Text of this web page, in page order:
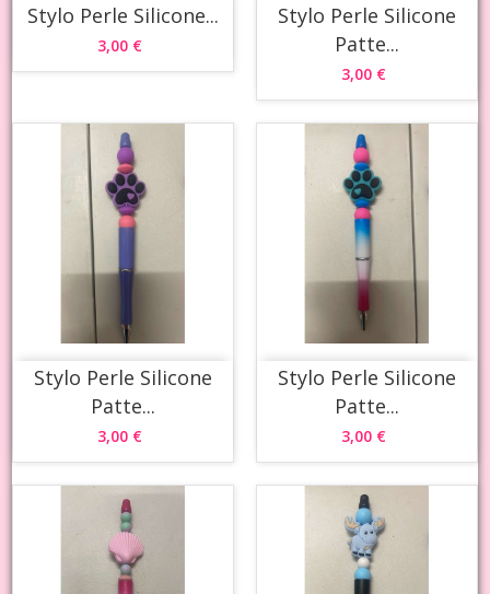
Stylo Perle Silicone...
3,00 €
Stylo Perle Silicone
Patte...
3,00 €
Stylo Perle Silicone
Patte...
3,00 €
Stylo Perle Silicone
Patte...
3,00 €